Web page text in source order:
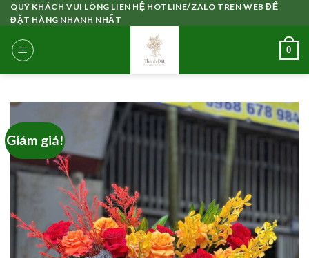
Skip
to
content
QUÝ KHÁCH VUI LÒNG LIÊN HỆ HOTLINE/ZALO TRÊN WEB ĐỂ
ĐẶT HÀNG NHANH NHẤT
0
Giảm giá!